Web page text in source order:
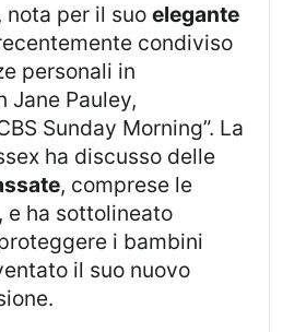
nota per il suoelegante
condiviso
personali in
Jane Pauley,
Sunday Morning”. La
ha discusso delle
, comprese le
, e ha sottolineato
i bambini
il suo nuovo